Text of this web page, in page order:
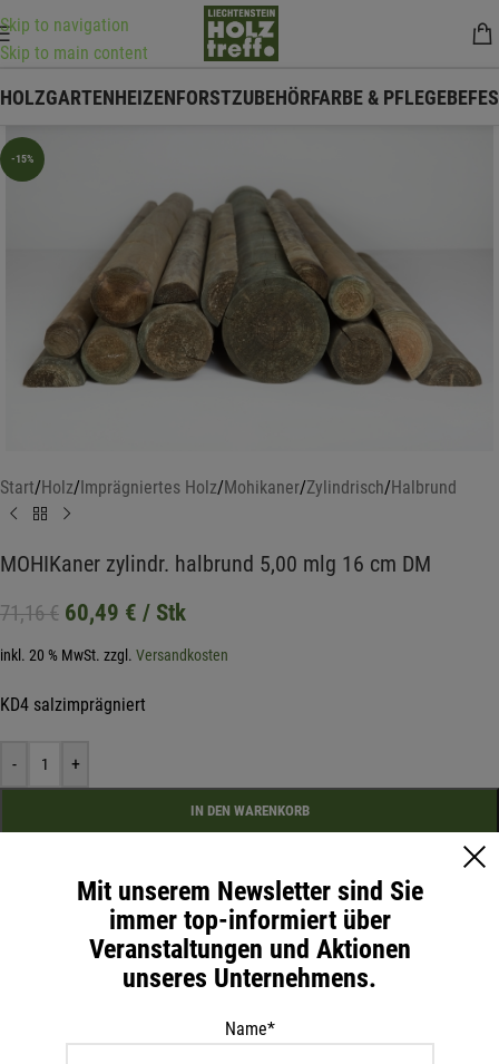
Skip to navigation
Skip to main content
HOLZGARTENHEIZENFORSTZUBEHÖRFARBE & PFLEGE
-15%
Start/Holz/Imprägniertes Holz/Mohikaner/Zylindrisch/Halbrund
MOHIKaner zylindr. halbrund 5,00 mlg 16 cm DM
71,16€ 60,49 € / Stk
inkl. 20 % MwSt. zzgl. Versandkosten
KD4 salzimprägniert
- +
IN DEN WARENKORB
Artikelnummer: 145016
Halbrund
Zusätzliche Information
Mit unserem Newsletter sind Sie
immer top-informiert über
Veranstaltungen und Aktionen
unseres Unternehmens.
Name*